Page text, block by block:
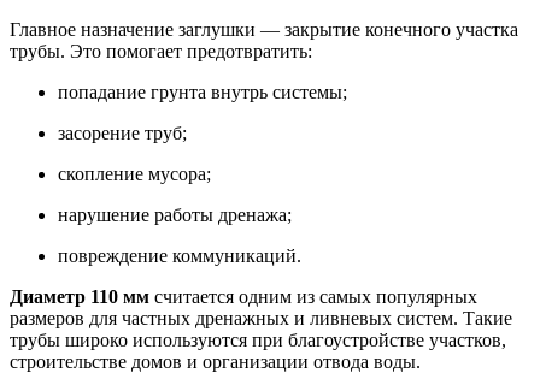
Главное назначение заглушки — закрытие конечного участка
трубы. Это помогает предотвратить:
попадание грунта внутрь системы;
засорение труб;
скопление мусора;
нарушение работы дренажа;
повреждение коммуникаций.
Диаметр 110 мм считается одним из самых популярных
размеров для частных дренажных и ливневых систем. Такие
трубы широко используются при благоустройстве участков,
строительстве домов и организации отвода воды.